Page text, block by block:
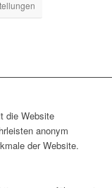
die Website
anonym
der Website.